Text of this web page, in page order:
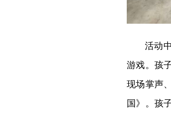
活动
游戏。孩
现场掌声
国》。孩